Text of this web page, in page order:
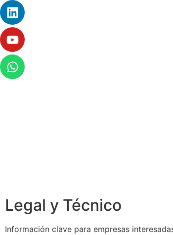
Legal y Técnico
Información clave para empresas